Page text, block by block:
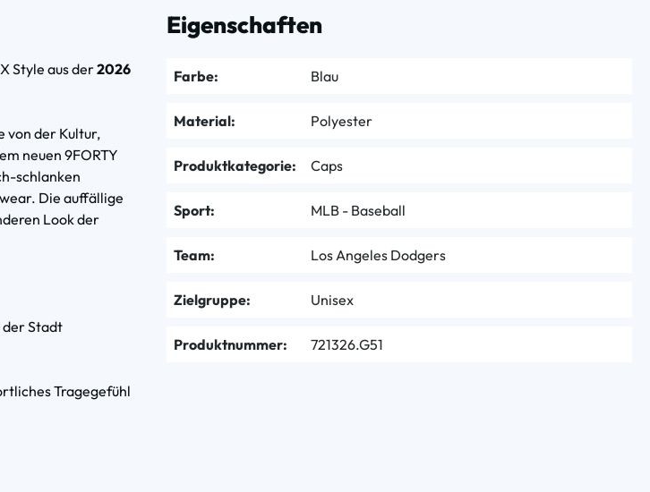
Style aus der2026
von der Kultur,
neuen 9FORTY
schlanken
Die auffällige
Look der
der Stadt
Tragegefühl
Eigenschaften
Farbe: Blau
Material: Polyester
Produktkategorie: Caps
Sport: MLB - Baseball
Team: Los Angeles Dodgers
Zielgruppe: Unisex
Produktnummer: 721326.G51